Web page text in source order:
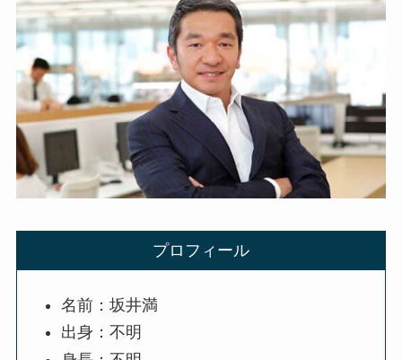
プロフィール
名前：坂井満
出身：不明